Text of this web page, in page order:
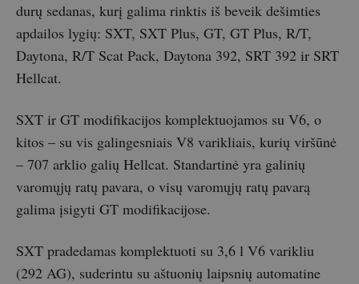
durų sedanas, kurį galima rinktis iš beveik dešimties
apdailos lygių: SXT, SXT Plus, GT, GT Plus, R/T,
Daytona, R/T Scat Pack, Daytona 392, SRT 392 ir SRT
Hellcat.
SXT ir GT modifikacijos komplektuojamos su V6, o
kitos – su vis galingesniais V8 varikliais, kurių viršūnė
– 707 arklio galių Hellcat. Standartinė yra galinių
varomųjų ratų pavara, o visų varomųjų ratų pavarą
galima įsigyti GT modifikacijose.
SXT pradedamas komplektuoti su 3,6 l V6 varikliu
(292 AG), suderintu su aštuonių laipsnių automatine